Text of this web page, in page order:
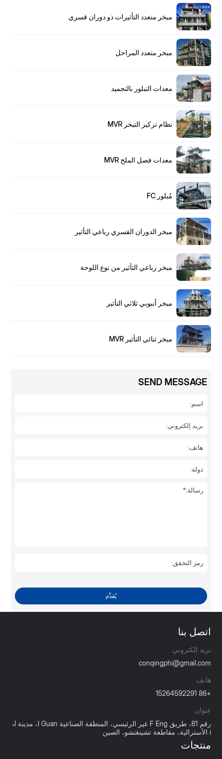
مبخر متعدد التأثيرات ذو دوران قسري
مبخر متعدد المراحل
معدات التبلور بالتجميد
نظام تركيز التبخر MVR
معدات فصل الملح MVR
مُبلور FC
مبخر الدوران القسري رباعي التأثير
مبخر رباعي التأثير من نوع اللوحة
مبخر أنبوبي ثلاثي التأثير
مبخر ثنائي التأثير MVR
SEND MESSAGE
يُقدِّم
اتصل بنا
بريد إلكتروني
conqingphi@gmail.com
هاتف
+86 15264592291
عنوان
رقم 81، طريق F Eng غير الرئيسي، المنطقة الصناعية I Guan، مدينة J
i الأسترالية، مقاطعة تشينغتشو، الصين
منتجات